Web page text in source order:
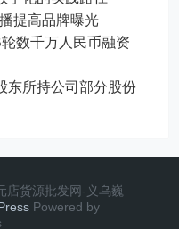
提高品牌曝光
数千万人民币融资
东所持公司部分股份
店货源批发网-义乌巍
Powered by